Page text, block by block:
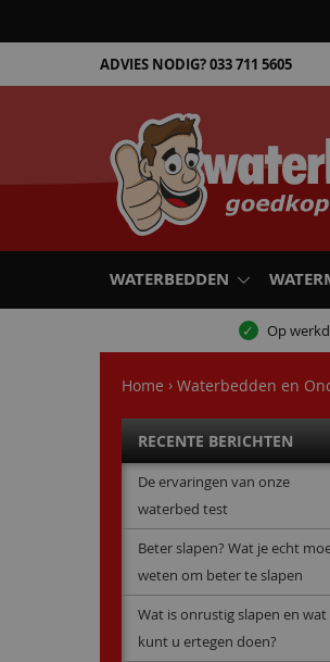
ADVIES NODIG?033 711 5605
WATERBEDDEN
Op
Home Waterbedden en
RECENTE BERICHTEN
De ervaringen van onze
waterbed test
Beter slapen? Wat je echt
weten om beter te slapen
Wat is onrustig slapen en wat
kunt u ertegen doen?